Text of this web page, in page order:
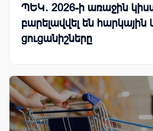
ՊԵԿ․ 2026-ի առաջին
բարելավվել են
ցուցանիշները